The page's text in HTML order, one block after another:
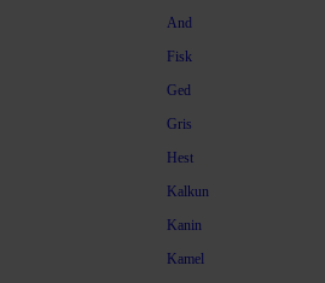
And
Fisk
Ged
Gris
Hest
Kalkun
Kanin
Kamel